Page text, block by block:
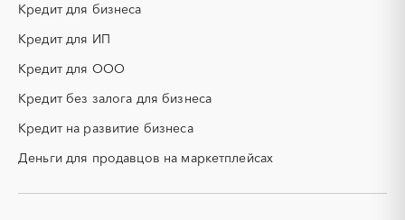
КТП
ОКР (опытно-
конструкторские работы)
ПГС (песчано-гравийная
смесь)
СВО
СКС (структурированные
СКУД
СОЖ (смазочно-
Карелия
Кировская область
Костромская область
Красноярский край
Магаданская область
Марий Эл
Кредит для бизнеса
Кредит для ИП
Кредит для ООО
Кредит без залога для бизнеса
Кредит на развитие бизнеса
Деньги для продавцов на маркетплейсах